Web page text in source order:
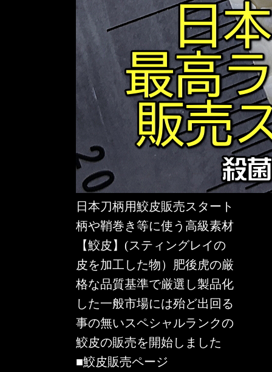
日本刀柄用鮫皮販売スタート
柄や鞘巻き等に使う高級素材
【鮫皮】(スティングレイの
皮を加工した物）肥後虎の厳
格な品質基準で厳選し製品化
した一般市場には殆ど出回る
事の無いスペシャルランクの
鮫皮の販売を開始しました
■鮫皮販売ページ